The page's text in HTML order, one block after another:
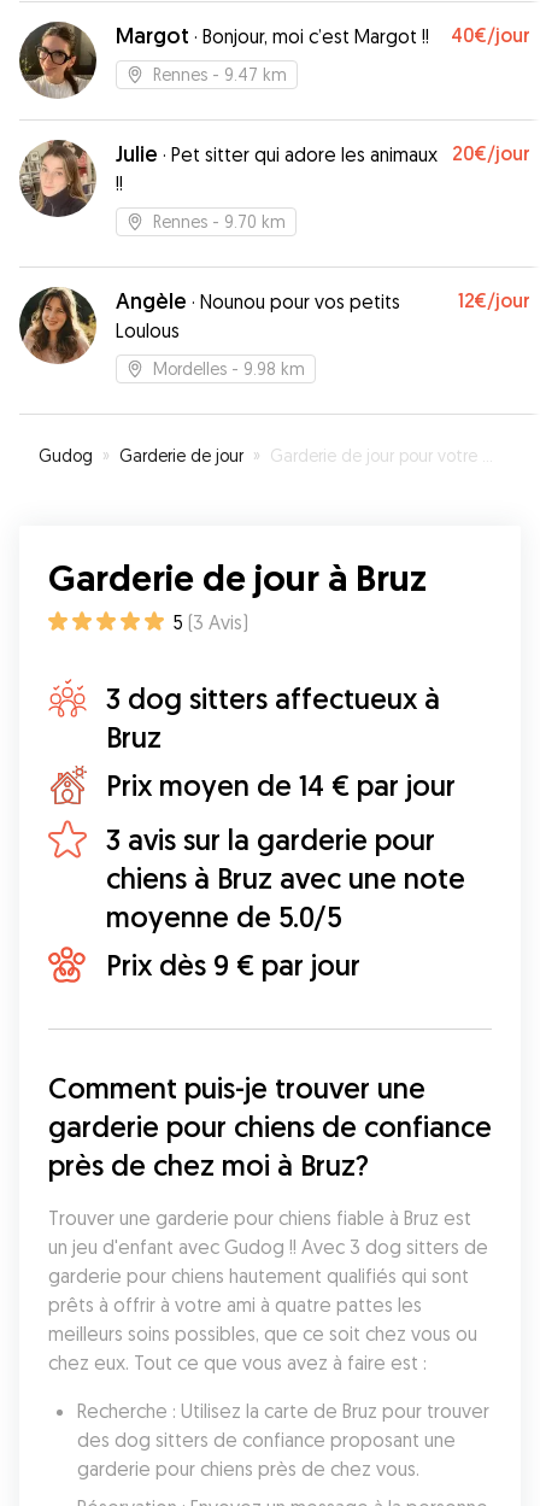
Margot · Bonjour, moi c’est Margot !! 40€/jour
Rennes - 9.47 km
Julie · Pet sitter qui adore les animaux
!!
20€/jour
Rennes - 9.70 km
Angèle · Nounou pour vos petits
Loulous
12€/jour
Mordelles - 9.98 km
Gudog » Garderie de jour » Garderie de jour pour votre chien à Bruz
Garderie de jour à Bruz
5 (3 Avis)
3 dog sitters affectueux à
Bruz
Prix moyen de 14 € par jour
3 avis sur la garderie pour
chiens à Bruz avec une note
moyenne de 5.0/5
Prix dès 9 € par jour
Comment puis-je trouver une
garderie pour chiens de confiance
près de chez moi à Bruz?
Trouver une garderie pour chiens fiable à Bruz est
un jeu d'enfant avec Gudog !! Avec 3 dog sitters de
garderie pour chiens hautement qualifiés qui sont
prêts à offrir à votre ami à quatre pattes les
meilleurs soins possibles, que ce soit chez vous ou
chez eux. Tout ce que vous avez à faire est :
Recherche : Utilisez la carte de Bruz pour trouver
des dog sitters de confiance proposant une
garderie pour chiens près de chez vous.